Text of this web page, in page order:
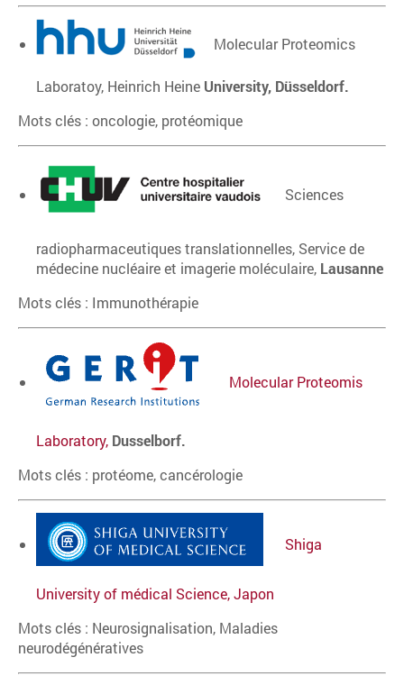
Molecular Proteomics
Laboratoy, Heinrich Heine University, Düsseldorf.
Mots clés : oncologie, protéomique
Sciences
radiopharmaceutiques translationnelles, Service de
médecine nucléaire et imagerie moléculaire, Lausanne
Mots clés : Immunothérapie
Molecular Proteomis
Laboratory, Dusselborf.
Mots clés : protéome, cancérologie
Shiga
University of médical Science, Japon
Mots clés : Neurosignalisation, Maladies
neurodégénératives